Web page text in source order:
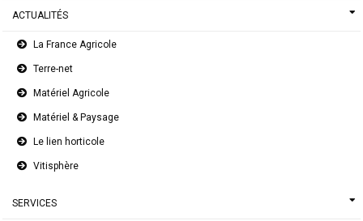
ACTUALITÉS
La France Agricole
Terre-net
Matériel Agricole
Matériel & Paysage
Le lien horticole
Vitisphère
SERVICES